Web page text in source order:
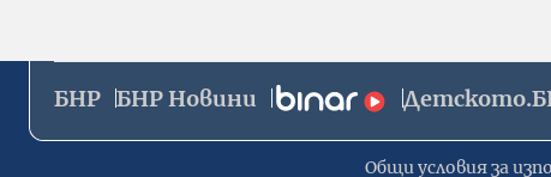
БНР БНР Новини
Общи условия за